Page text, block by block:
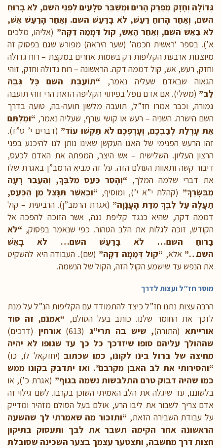
גְּדוֹלָה וְחָזָק מְפָרֵק הָרִים וּמְשַׁבֵּר סְלָעִים לִפְנֵי השם, לֹא בָרוּחַ
השם, וְאַחַר הָרוּחַ רַעַשׁ, לֹא בָרַעַשׁ השם. וְאַחַר הָרַעַשׁ אֵשׁ,
לֹא בָאֵשׁ השם, וְאַחַר הָאֵשׁ, קוֹל דְּמָמָה דַקָּה” (אליהו, מלכים
א’). בספר ‘ראשית חכמה’ (שער היראה) מפורש שגם בפסוק זה
מיוצגות ארבעת הקליפות רק בשמות אחרים במקצת – רוח גדולה
וחזק, רעש, אש, קול דממה דקה. הראשונה – רוח גדולה וחזק, זוהי
הגאוה שבאדם שעליה נאמר, “תּוֹעֲבַת השם כָּל גְּבַהּ
לֵב” (משלי). אם אדם נופל בפיתוי הקליפה הזאת הרי זוהי תועבה
גמורה, וכבר אמרו חז”ל, תועבה מלשון תועה-בה, טועה בדרך
השם הישרה. השניה – רעש או קושי עורף, שעליה נאמר, “וּמַלְתֶּם
אֵת עָרְלַת לְבַבְכֶם, וְעָרְפְּכֶם לֹא תַקְשׁוּ עוֹד” (דברים י’ ט”ז).
זהו הרעש הפנימי של האגו העקשן שאינו נותן לנו להיכנע בפני
הרצון העליון. השלישית – אש היצר, המפתה את האדם לכעס,
דיבור קשה ותאוות העולם הזה. על זה מביא הרמב”ן באגרת שלו
את דברי שלמה המלך, “וְהָסֵר כַּעַס מִלִּבֶּךָ, וְהַעֲבֵר רָעָה
מִבְּשָׂרֶךָ” (קהלת י”א י’), ומוסיף, “וְכַאֲשֶׁר תִּנָּצֵל מִן הַכַּעַס,
תַּעֲלֶה עַל לִבְּךָ מִדַּת הָעֲנָוָה” (אגרת הרמב”ן). הרביעית – קול
דממה דקה, שהיא כנגד קליפת נגה, אשר הזוכה להפכה אל
הקודש, זוכה לגלות את הלב הטהור. כפי שנאמר בפסוק, “לֹא
בָרוּחַ השם… לֹא בָרַעַשׁ השם… לֹא בָאֵשׁ
השם…” אלא, “קוֹל דְּמָמָה דַקָּה” (שם). העבודה היא להשקיט
את הנפש עד שישמע הקול הזה, הקול של הנשמה.
מוסר חז”ל ועצות לדרך
הרבה עצות נתנו חז”ל כיצד להתמודד עם הקליפות הנ”ל על מנת
לזכך את החומר שלנו. כותב בעל הסולם, “אמנם, זה סוד
אורייתא (התורה), שיש בה תרי”ג (613) אורחין (דרכים)
שההולך עליהם סופו שיזדכך כל כך עד שגופו לא יהיה
מחיצה של ברזל בינו לקונו, כמו שכתוב (יחזקאל לו, כו)
“והסירותי את לב האבן מקרבם”. ואז יתדבק בקונו ממש
כמו שהיה דבוק טרם התלבשות נשמה בגוף” (אגרת כ’), או
בלשוננו, עד שיגלה את הלב האמיתי השוכן בקרבו. לשם גילוי זה
אדם צריך לשבור את ליבו הרע, אולם בעל הסולם מזהיר ומדייק
על עבודת השבירה הזאת, “ותזכור מה שאמרתי לך שהשעה
הראשונה אחר הקימה תשבר את לבך ותעסוק בתיקון
חצות דרך מחשבה, ותצטער עצמך בצער השכינה שסובלת